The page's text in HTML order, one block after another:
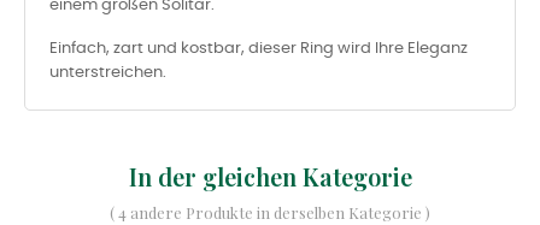
einem großen Solitär.
Einfach, zart und kostbar, dieser Ring wird Ihre Eleganz
unterstreichen.
In der gleichen Kategorie
( 4 andere Produkte in derselben Kategorie )